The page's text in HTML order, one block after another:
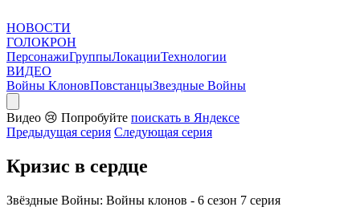
НОВОСТИ
ГОЛОКРОН
ПерсонажиГруппыЛокацииТехнологии
ВИДЕО
Войны КлоновПовстанцыЗвездные Войны
Видео 😢 Попробуйте поискать в Яндексе
Предыдущая серия Следующая серия
Кризис в сердце
Звёздные Войны: Войны клонов - 6 сезон 7 серия